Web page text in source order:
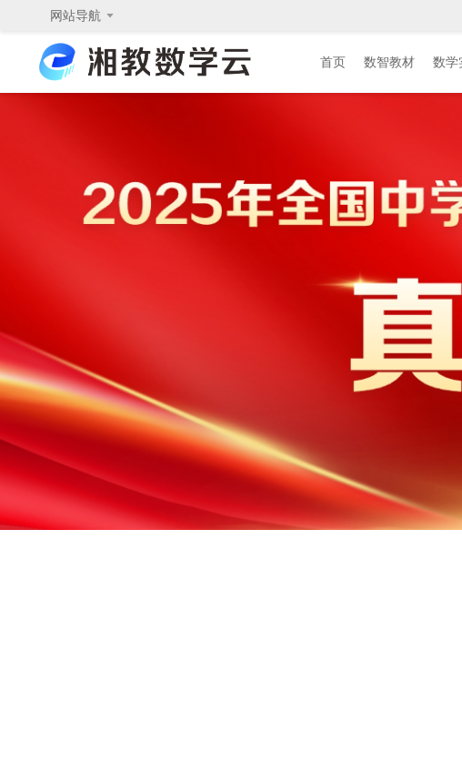
网站导航
首页
首页 数智教材
数智教材 数学
数学